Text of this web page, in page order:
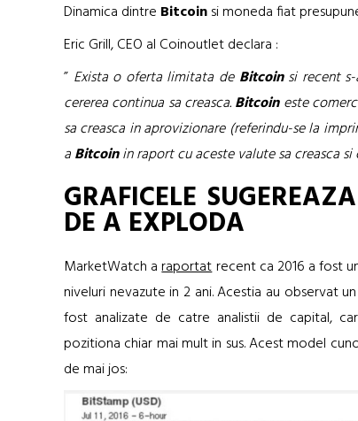
Dinamica dintre Bitcoinsi moneda fiat
Eric Grill, CEO al Coinoutlet declara :
” Exista o oferta limitata de Bitcoinsi recent s-
cererea continua sa creasca.Bitcoineste
sa creasca in aprovizionare (referindu-se la
aBitcoinin raport cu aceste valute sa creasca
GRAFICELE
DE A EXPLODA
MarketWatch araportatrecent ca 2016 a fost
niveluri nevazute in 2 ani. Acestia au observat
fost analizate de catre analistii de capital,
pozitiona chiar mai mult in sus. Acest model
de mai jos: